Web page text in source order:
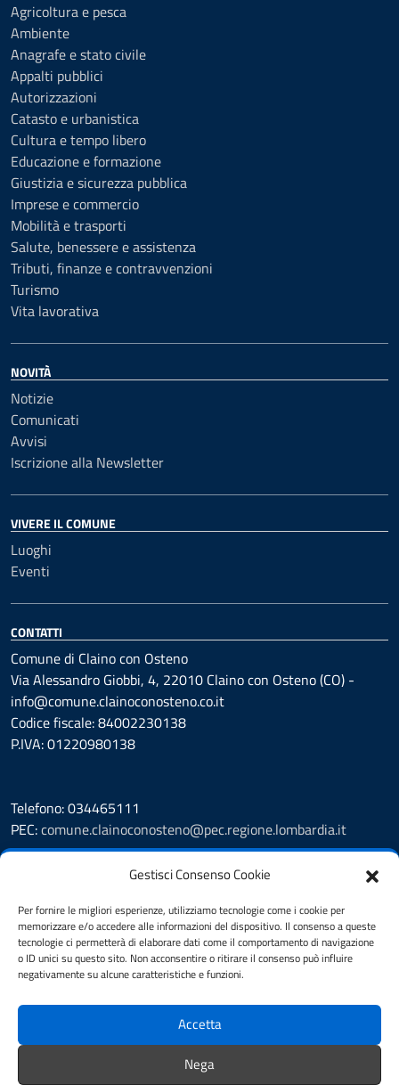
Gestisci Consenso Cookie
Per fornire le migliori esperienze, utilizziamo tecnologie come i cookie per
memorizzare e/o accedere alle informazioni del dispositivo. Il consenso a queste
tecnologie ci permetterà di elaborare dati come il comportamento di navigazione
o ID unici su questo sito. Non acconsentire o ritirare il consenso può influire
negativamente su alcune caratteristiche e funzioni.
Accetta
Nega
Agricoltura e pesca
Ambiente
Anagrafe e stato civile
Appalti pubblici
Autorizzazioni
Catasto e urbanistica
Cultura e tempo libero
Educazione e formazione
Giustizia e sicurezza pubblica
Imprese e commercio
Mobilità e trasporti
Salute, benessere e assistenza
Tributi, finanze e contravvenzioni
Turismo
Vita lavorativa
NOVITÀ
Notizie
Comunicati
Avvisi
Iscrizione alla Newsletter
VIVERE IL COMUNE
Luoghi
Eventi
CONTATTI
Comune di Claino con Osteno
Via Alessandro Giobbi, 4, 22010 Claino con Osteno (CO) -
info@comune.clainoconosteno.co.it
Codice fiscale: 84002230138
P.IVA: 01220980138
Telefono: 034465111
PEC:comune.clainoconosteno@pec.regione.lombardia.it
Prenotazione appuntamento
Segnalazione disservizio
Amministrazione Trasparente
Albo Pretorio
Informativa privacy
Note legali
Dichiarazione di accessibilità
Feedback accessibilità